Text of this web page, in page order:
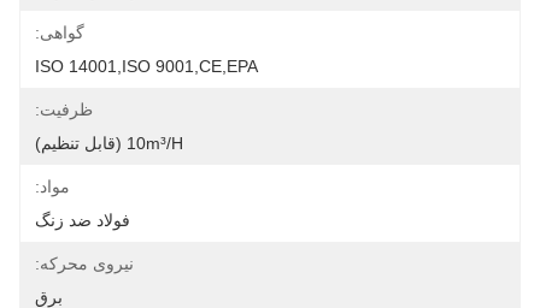
گواهی:
ISO 14001,ISO 9001,CE,EPA
ظرفیت:
10m³/h (قابل تنظیم)
مواد:
فولاد ضد زنگ
نیروی محرکه:
برق